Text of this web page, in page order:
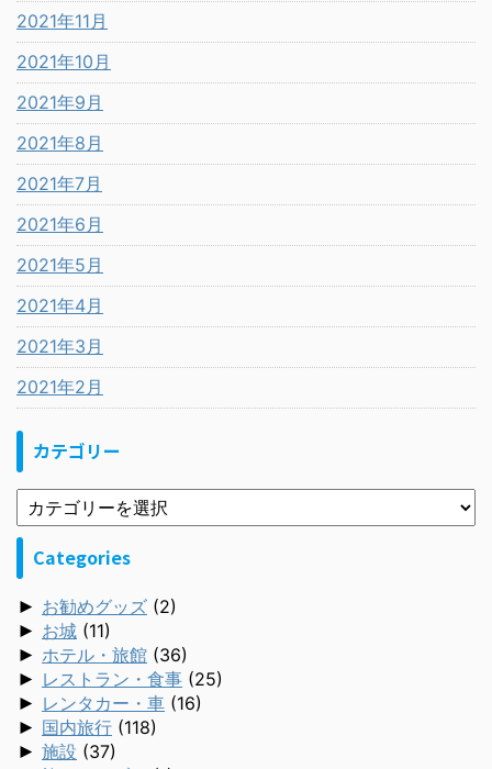
2021年11月
2021年10月
2021年9月
2021年8月
2021年7月
2021年6月
2021年5月
2021年4月
2021年3月
2021年2月
カテゴリー
Categories
► お勧めグッズ (2)
► お城 (11)
► ホテル・旅館 (36)
► レストラン・食事 (25)
► レンタカー・車 (16)
► 国内旅行 (118)
► 施設 (37)